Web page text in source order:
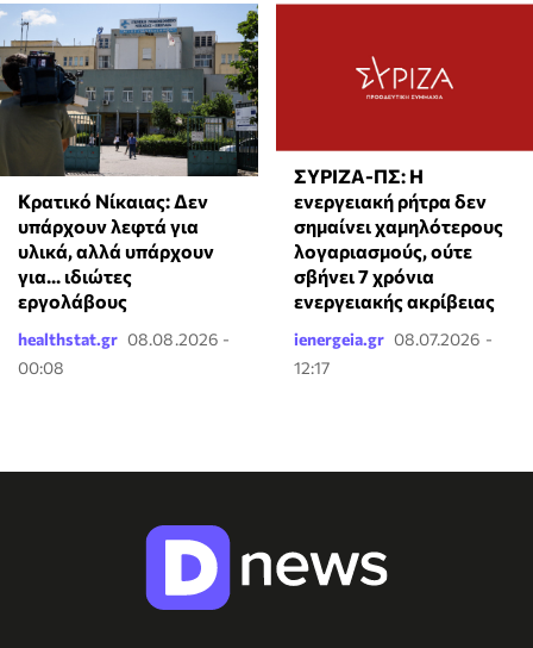
Κρατικό Νίκαιας: Δεν
υπάρχουν λεφτά για
υλικά, αλλά υπάρχουν
για... ιδιώτες
εργολάβους
healthstat.gr 08.08.2026 -
00:08
ΣΥΡΙΖΑ-ΠΣ: Η
ενεργειακή ρήτρα δεν
σημαίνει χαμηλότερους
λογαριασμούς, ούτε
σβήνει 7 χρόνια
ενεργειακής ακρίβειας
ienergeia.gr 08.07.2026 -
12:17